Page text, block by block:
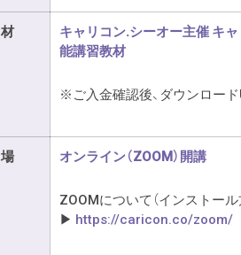
キャリコン.シーオー主催 キ
能講習教材
※ご入金確認後、ダウンロー
オンライン（ZOOM）開講
ZOOMについて（インストール
▶︎ https://caricon.co/zoom/